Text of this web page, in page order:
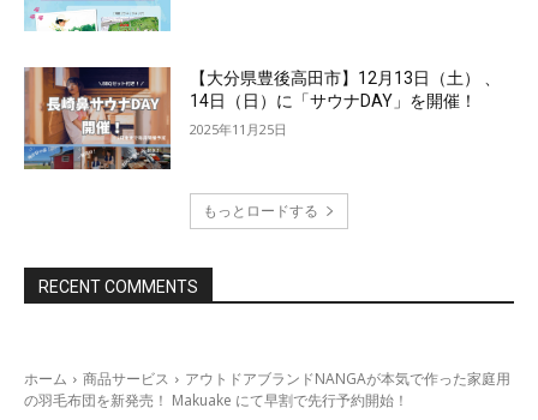
【大分県豊後高田市】12月13日（土） 、
14日（日）に「サウナDAY」を開催！
2025年11月25日
もっとロードする
RECENT COMMENTS